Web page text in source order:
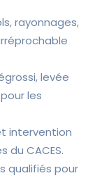
rayonnages,
levée
les
intervention
du CACES.
qualifiés pour